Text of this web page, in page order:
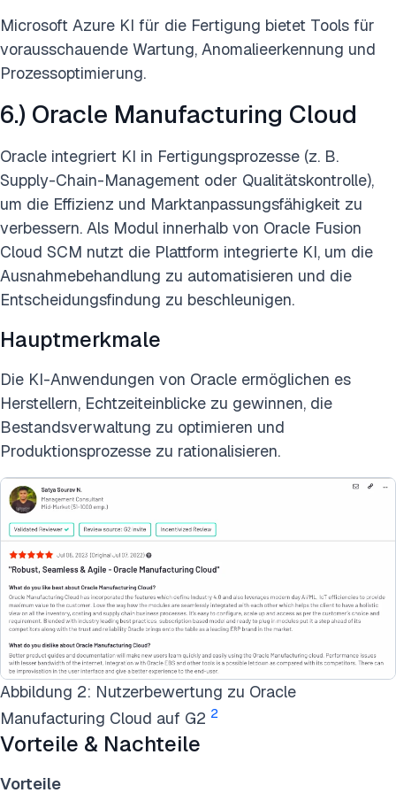
Microsoft Azure KI für die Fertigung bietet Tools für
vorausschauende Wartung, Anomalieerkennung und
Prozessoptimierung.
6.) Oracle Manufacturing Cloud
Oracle integriert KI in Fertigungsprozesse (z. B.
Supply-Chain-Management oder Qualitätskontrolle),
um die Effizienz und Marktanpassungsfähigkeit zu
verbessern. Als Modul innerhalb von Oracle Fusion
Cloud SCM nutzt die Plattform integrierte KI, um die
Ausnahmebehandlung zu automatisieren und die
Entscheidungsfindung zu beschleunigen.
Hauptmerkmale
Die KI-Anwendungen von Oracle ermöglichen es
Herstellern, Echtzeiteinblicke zu gewinnen, die
Bestandsverwaltung zu optimieren und
Produktionsprozesse zu rationalisieren.
Abbildung 2: Nutzerbewertung zu Oracle
Manufacturing Cloud auf G2 2
Vorteile & Nachteile
Vorteile